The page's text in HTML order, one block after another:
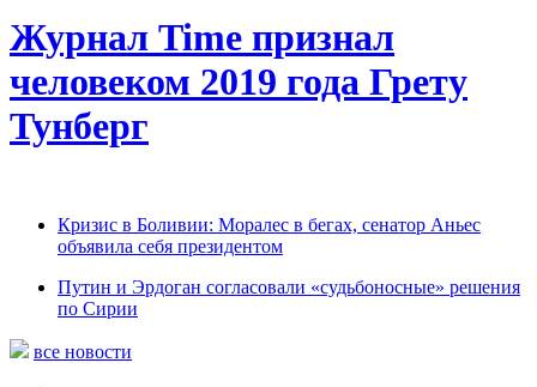
Журнал Time признал
человеком 2019 года Грету
Тунберг
Кризис в Боливии: Моралес в бегах, сенатор Аньес
объявила себя президентом
Путин и Эрдоган согласовали «судьбоносные» решения
по Сирии
все новости